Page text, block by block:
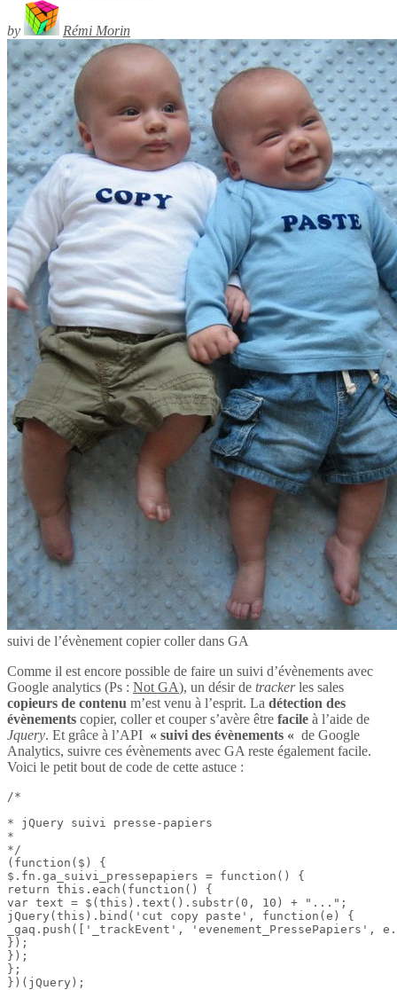
by Rémi Morin
suivi de l’évènement copier coller dans GA
Comme il est encore possible de faire un suivi d’évènements avec
Google analytics (Ps : Not GA), un désir de trackerles sales
copieurs de contenu m’est venu à l’esprit. La détection des
évènements copier, coller et couper s’avère être facile à l’aide de
Jquery. Et grâce à l’API « suivi des évènements « de Google
Analytics, suivre ces évènements avec GA reste également facile.
Voici le petit bout de code de cette astuce :
/*
* jQuery suivi presse-papiers
*
*/
(function($) {
$.fn.ga_suivi_pressepapiers = function() {
return this.each(function() {
var text = $(this).text().substr(0, 10) + "...";
jQuery(this).bind('cut copy paste', function(e) {
_gaq.push(['_trackEvent', 'evenement_PressePapiers',
});
});
};
})(jQuery);